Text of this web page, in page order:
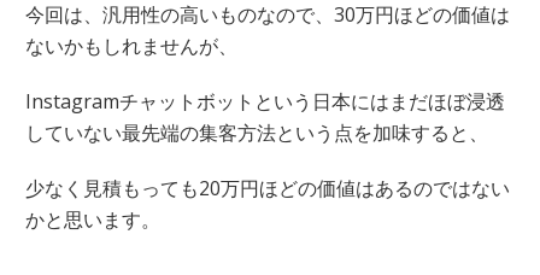
今回は、汎用性の高いものなので、30万円ほどの価値は
ないかもしれませんが、
Instagramチャットボットという日本にはまだほぼ浸透
していない最先端の集客方法という点を加味すると、
少なく見積もっても20万円ほどの価値はあるのではない
かと思います。